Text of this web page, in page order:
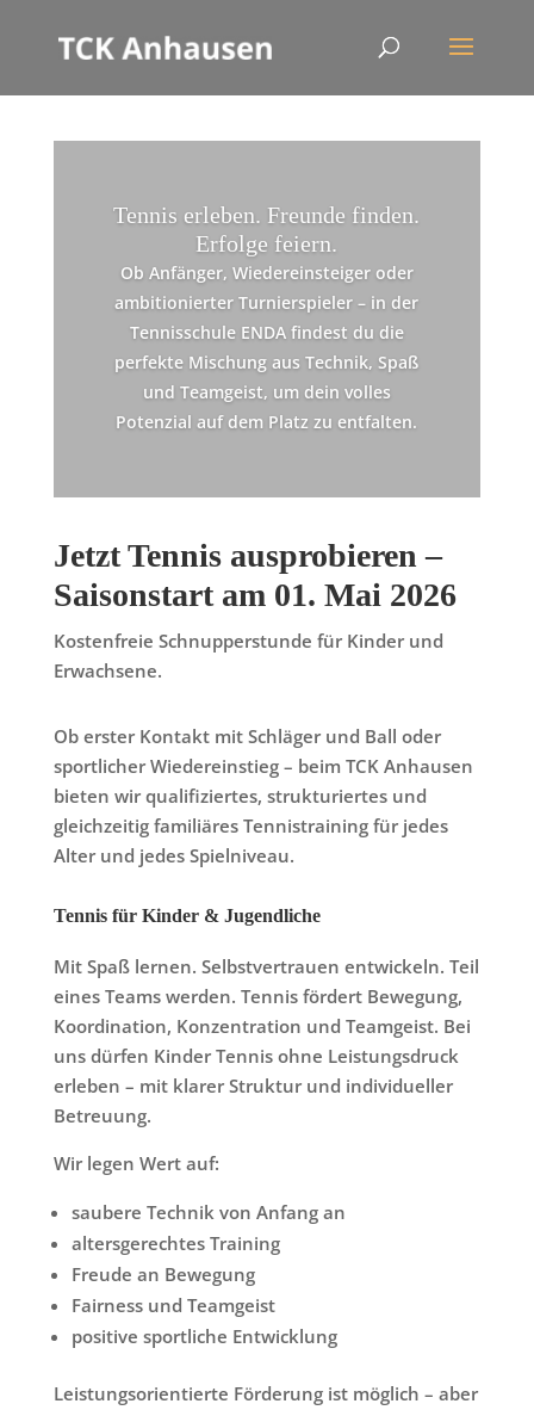
Tennis erleben. Freunde finden.
Erfolge feiern.
Ob Anfänger, Wiedereinsteiger oder
ambitionierter Turnierspieler – in der
Tennisschule ENDA findest du die
perfekte Mischung aus Technik, Spaß
und Teamgeist, um dein volles
Potenzial auf dem Platz zu entfalten.
Jetzt Tennis ausprobieren –
Saisonstart am 01. Mai 2026
Kostenfreie Schnupperstunde für Kinder und
Erwachsene.
Ob erster Kontakt mit Schläger und Ball oder
sportlicher Wiedereinstieg – beim TCK Anhausen
bieten wir qualifiziertes, strukturiertes und
gleichzeitig familiäres Tennistraining für jedes
Alter und jedes Spielniveau.
Tennis für Kinder & Jugendliche
Mit Spaß lernen. Selbstvertrauen entwickeln. Teil
eines Teams werden. Tennis fördert Bewegung,
Koordination, Konzentration und Teamgeist. Bei
uns dürfen Kinder Tennis ohne Leistungsdruck
erleben – mit klarer Struktur und individueller
Betreuung.
Wir legen Wert auf:
saubere Technik von Anfang an
altersgerechtes Training
Freude an Bewegung
Fairness und Teamgeist
positive sportliche Entwicklung
Leistungsorientierte Förderung ist möglich – aber